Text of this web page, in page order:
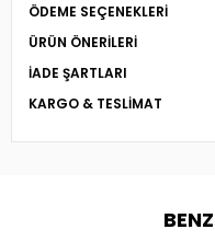
ÖDEME SEÇENEKLERI
ÜRÜN ÖNERILERI
İADE ŞARTLARI
KARGO & TESLIMAT